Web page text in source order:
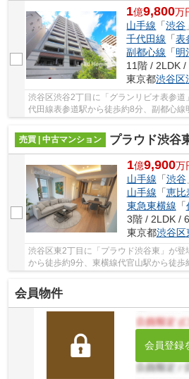
1億9,800万
山手線 「渋谷
千代田線 「表
副都心線 「明
11階 / 2LDK /
東京都渋谷区
渋谷区渋谷2丁目に「グランリビオ表参
代田線表参道駅から徒歩約8分、副都心
売買 | 中古マンション
プラウド渋谷
1億9,900万
山手線 「渋谷
山手線 「恵比
東急東横線 「
3階 / 2LDK /
東京都渋谷区
渋谷区東2丁目に「プラウド渋谷東」が登
から徒歩約9分、東横線代官山駅から徒
会員物件
会員登録